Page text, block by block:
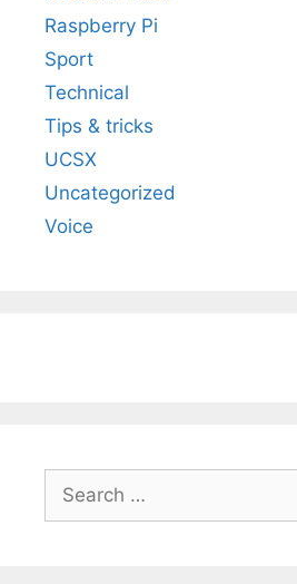
Raspberry Pi
Sport
Technical
Tips & tricks
UCSX
Uncategorized
Voice
for: